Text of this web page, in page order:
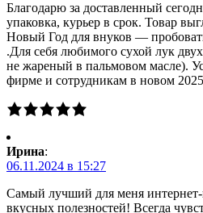
Благодарю за доставленный
упаковка, курьер в срок. Товар
Новый Год для внуков —
.Для себя любимого сухой лук
не жареный в пальмовом масле).
фирме и сотрудникам в новом
Ирина:
06.11.2024 в 15:27
Самый лучший для меня
вкусных полезностей! Всегда